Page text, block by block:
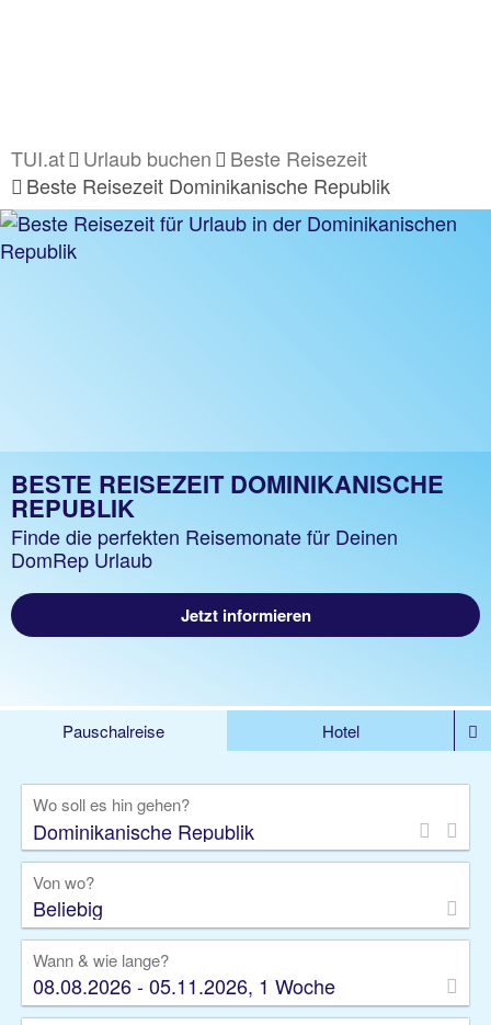
TUI.at Urlaub buchen
Beste Reisezeit
Beste Reisezeit Dominikanische Republik
BESTE REISEZEIT DOMINIKANISCHE
REPUBLIK
Finde die perfekten Reisemonate für Deinen
DomRep Urlaub
Jetzt informieren
Pauschalreise
Hotel
Rundreise
Kreuzfahrt
Gruppenreise
Camper Privattransfer
Wo soll es hin gehen?
Von wo?
Beliebig
Wann & wie lange?
08.08.2026 - 05.11.2026, 1 Woche